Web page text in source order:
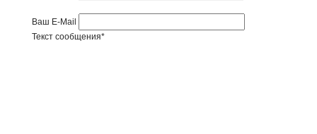
Ваш E-Mail
Текст сообщения*